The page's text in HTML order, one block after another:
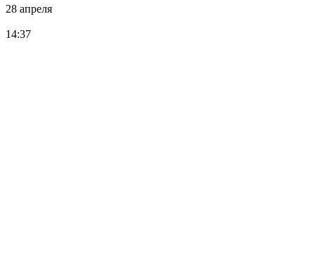
28 апреля
14:37